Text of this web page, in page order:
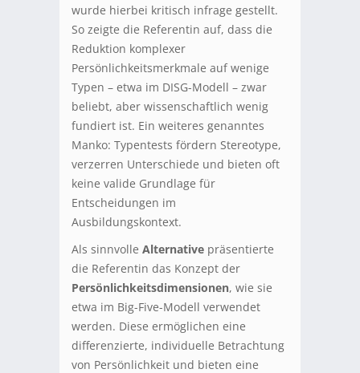
wurde hierbei kritisch infrage gestellt.
So zeigte die Referentin auf, dass die
Reduktion komplexer
Persönlichkeitsmerkmale auf wenige
Typen – etwa im DISG-Modell – zwar
beliebt, aber wissenschaftlich wenig
fundiert ist. Ein weiteres genanntes
Manko: Typentests fördern Stereotype,
verzerren Unterschiede und bieten oft
keine valide Grundlage für
Entscheidungen im
Ausbildungskontext.
Als sinnvolle Alternative präsentierte
die Referentin das Konzept der
Persönlichkeitsdimensionen, wie sie
etwa im Big-Five-Modell verwendet
werden. Diese ermöglichen eine
differenzierte, individuelle Betrachtung
von Persönlichkeit und bieten eine